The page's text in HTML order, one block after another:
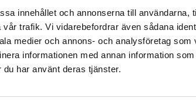
innehållet och annonserna till användarna,
trafik. Vi vidarebefordrar även sådana
medier och annons- och analysföretag som
informationen med annan information
har använt deras tjänster.